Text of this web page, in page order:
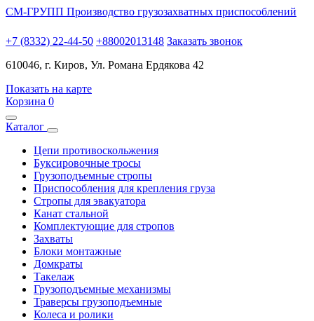
СМ-ГРУПП Производство грузозахватных приспособлений
+7 (8332) 22-44-50 +88002013148 Заказать звонок
610046, г. Киров, Ул. Романа Ердякова 42
Показать на карте
Корзина 0
Каталог
Цепи противоскольжения
Буксировочные тросы
Грузоподъемные стропы
Приспособления для крепления груза
Стропы для эвакуатора
Канат стальной
Комплектующие для стропов
Захваты
Блоки монтажные
Домкраты
Такелаж
Грузоподъемные механизмы
Траверсы грузоподъемные
Колеса и ролики